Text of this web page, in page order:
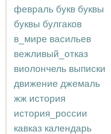
февраль букв буквы
буквы булгаков
в_мире васильев
вежливый_отказ
виолончель выписки
движение джемаль
жж история
история_россии
кавказ календарь